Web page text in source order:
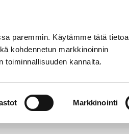
paremmin. Käytämme tätä tietoa
kohdennetun markkinoinnin
toiminnallisuuden kannalta.
Markkinointi